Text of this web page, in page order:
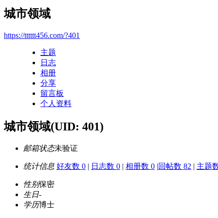
城市领域
https://tttttt456.com/?401
主题
日志
相册
分享
留言板
个人资料
城市领域(UID: 401)
邮箱状态未验证
统计信息 好友数 0 | 日志数 0 | 相册数 0 |回帖数 82 | 主题
性别保密
生日-
学历博士